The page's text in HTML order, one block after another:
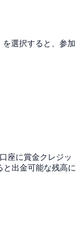
を選択すると、参加
座に賞金クレジッ
と出金可能な残高に